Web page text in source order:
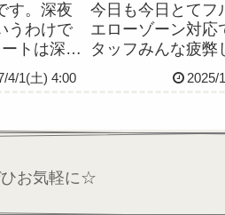
す。深夜
うわけで
トは深夜
う丸3年経
りです
4/1(土) 4:00
今日も今日とてフ
エローゾーン対応
タッフみんな疲弊
て、いつ解除に
て不安で。でも
んのこと考えたら
応の看...
2025/
お気軽に☆